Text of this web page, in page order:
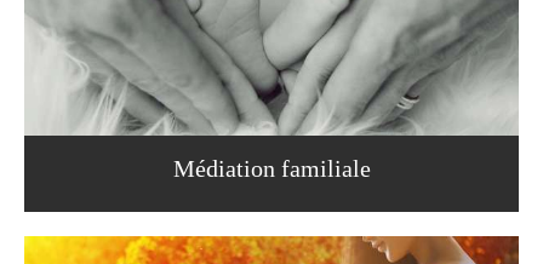
Médiation familiale